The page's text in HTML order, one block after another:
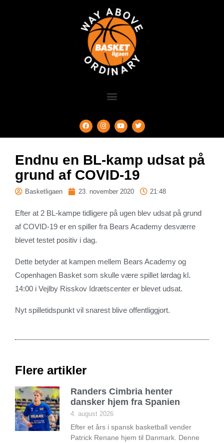
Endnu en BL-kamp udsat på
grund af COVID-19
Basketligaen 23. november 2020 21:48
Efter at 2 BL-kampe tidligere på ugen blev udsat på grund
af COVID-19 er en spiller fra Bears Academy desværre
blevet testet positiv i dag.
Dette betyder at kampen mellem Bears Academy og
Copenhagen Basket som skulle være spillet lørdag kl.
14:00 i Vejlby Risskov Idrætscenter er blevet udsat.
Nyt spilletidspunkt vil snarest blive offentliggjort.
Flere artikler
Randers Cimbria henter
dansker hjem fra Spanien
4. august 2026
Efter et års i spansk basketball vender
Patrick Renane hjem til Danmark. Denne